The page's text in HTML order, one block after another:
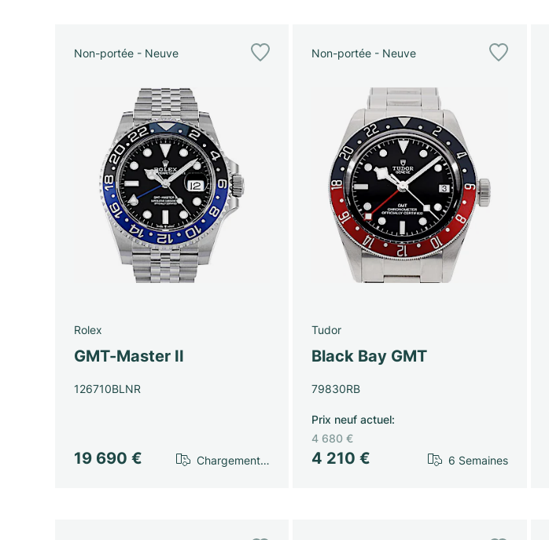
Non-portée - Neuve
Rolex
GMT-Master II
126710BLNR
19 690 € Chargement…
Non-portée - Neuve
Tudor
Black Bay GMT
79830RB
4 210 €
Prix neuf actuel:
4 680 €
6 Semaines